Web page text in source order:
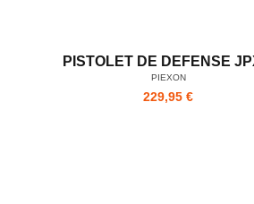
PISTOLET DE DEFENSE
PIEXON
229,95 €